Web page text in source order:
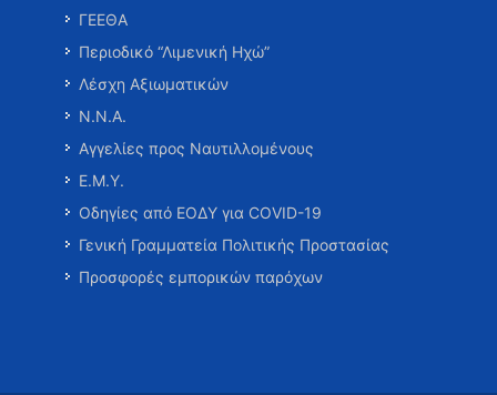
ΓΕΕΘΑ
Περιοδικό “Λιμενική Ηχώ”
Λέσχη Αξιωματικών
Ν.Ν.Α.
Αγγελίες προς Ναυτιλλομένους
Ε.Μ.Υ.
Οδηγίες από ΕΟΔΥ για COVID-19
Γενική Γραμματεία Πολιτικής Προστασίας
Προσφορές εμπορικών παρόχων